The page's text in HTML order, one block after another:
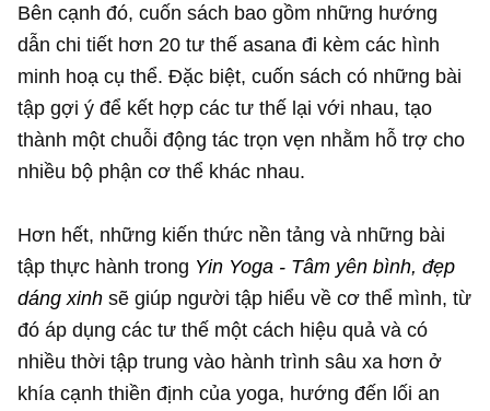
Bên cạnh đó, cuốn sách bao gồm những hướng
dẫn chi tiết hơn 20 tư thế asana đi kèm các hình
minh hoạ cụ thể. Đặc biệt, cuốn sách có những bài
tập gợi ý để kết hợp các tư thế lại với nhau, tạo
thành một chuỗi động tác trọn vẹn nhằm hỗ trợ cho
nhiều bộ phận cơ thể khác nhau.
Hơn hết, những kiến thức nền tảng và những bài
tập thực hành trong Yin Yoga - Tâm yên bình, đẹp
dáng xinh sẽ giúp người tập hiểu về cơ thể mình, từ
đó áp dụng các tư thế một cách hiệu quả và có
nhiều thời tập trung vào hành trình sâu xa hơn ở
khía cạnh thiền định của yoga, hướng đến lối an